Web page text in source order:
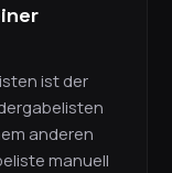
ist der
anderen
manuell